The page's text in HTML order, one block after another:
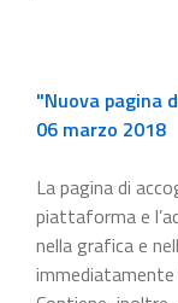
"Nuova pagina
06 marzo 2018
La pagina di
piattaforma e
nella grafica e